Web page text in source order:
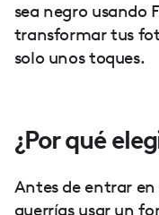
sea negro usando
transformar tus
solo unos toques.
¿Por qué
Antes de entrar
querrías usar un